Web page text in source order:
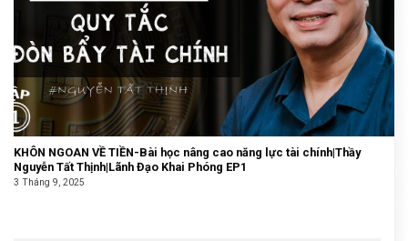
KHÔN NGOAN VỀ TIỀN-Bài học nâng cao năng lực tài chính|Thầy
Nguyễn Tất Thịnh|Lãnh Đạo Khai Phóng EP1
3 Tháng 9, 2025